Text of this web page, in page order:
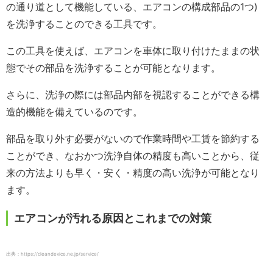
の通り道として機能している、エアコンの構成部品の1つ)
を洗浄することのできる工具です。
この工具を使えば、エアコンを車体に取り付けたままの状
態でその部品を洗浄することが可能となります。
さらに、洗浄の際には部品内部を視認することができる構
造的機能を備えているのです。
部品を取り外す必要がないので作業時間や工賃を節約する
ことができ、なおかつ洗浄自体の精度も高いことから、従
来の方法よりも早く・安く・精度の高い洗浄が可能となり
ます。
エアコンが汚れる原因とこれまでの対策
出典：https://cleandevice.ne.jp/service/